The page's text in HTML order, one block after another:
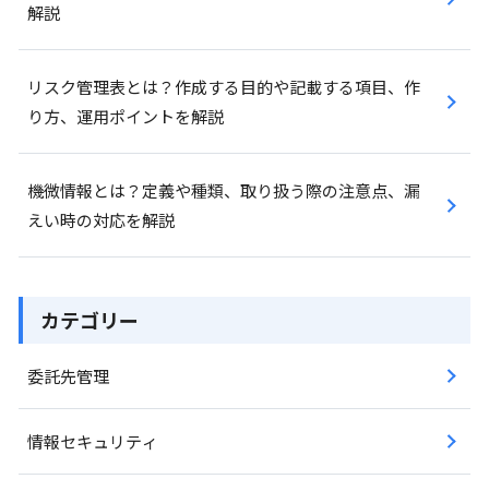
解説
リスク管理表とは？作成する目的や記載する項目、作
り方、運用ポイントを解説
機微情報とは？定義や種類、取り扱う際の注意点、漏
えい時の対応を解説
カテゴリー
委託先管理
情報セキュリティ